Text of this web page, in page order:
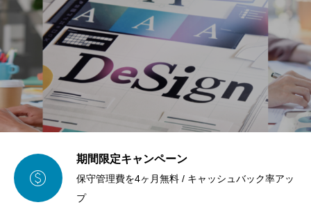

期間限定キャンペーン
保守管理費を4ヶ月無料 / キャッシュバック率アッ
プ